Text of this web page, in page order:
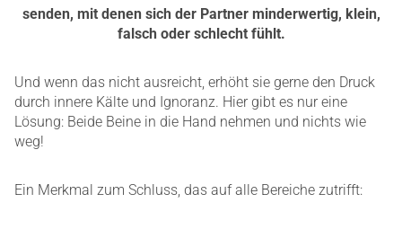
senden, mit denen sich der Partner minderwertig, klein,
falsch oder schlecht fühlt.
Und wenn das nicht ausreicht, erhöht sie gerne den Druck
durch innere Kälte und Ignoranz. Hier gibt es nur eine
Lösung: Beide Beine in die Hand nehmen und nichts wie
weg!
Ein Merkmal zum Schluss, das auf alle Bereiche zutrifft: